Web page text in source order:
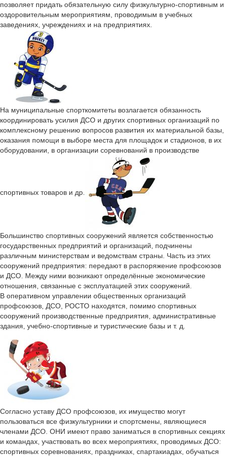
позволяет придать обязательную силу физкультурно-спортивным и
оздоровительным мероприятиям, проводимым в учебных
заведениях, учреждениях и на предприятиях.
На муниципальные спорткомитеты возлагается обязанность
координировать усилия ДСО и других спортивных организаций по
комплексному решению вопросов развития их материальной базы,
оказания помощи в выборе места для площадок и стадионов, в их
оборудовании, в организации соревнований в производстве
спортивных товаров и др.
Большинство спортивных сооружений является собственностью
государственных предприятий и организаций, подчинены
различным министерствам и ведомствам страны. Часть из этих
сооружений предприятия: передают в распоряжение профсоюзов
и ДСО. Между ними возникают определённые экономические
отношения, связанные с эксплуатацией этих сооружений.
В оперативном управлении общественных организаций
профсоюзов, ДСО, РОСТО находятся, помимо спортивных
сооружений производственные предприятия, административные
здания, учебно-спортивные и туристические базы и т. д.
Согласно уставу ДСО профсоюзов, их имущество могут
пользоваться все физкультурники и спортсмены, являющиеся
членами ДСО. ОНИ имеют право заниматься в спортивных секциях
и командах, участвовать во всех мероприятиях, проводимых ДСО:
спортивных соревнованиях, праздниках, спартакиадах, обучаться